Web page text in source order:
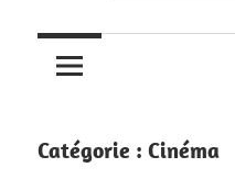
Catégorie : Cinéma